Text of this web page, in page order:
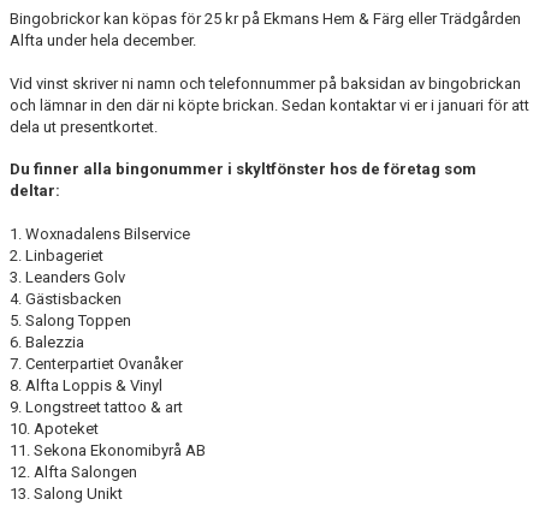
HANDBOLL PLAY
Bingobrickor kan köpas för 25 kr på Ekmans Hem & Färg eller Trädgården
Alfta under hela december.
Vid vinst skriver ni namn och telefonnummer på baksidan av bingobrickan
och lämnar in den där ni köpte brickan. Sedan kontaktar vi er i januari för att
dela ut presentkortet.
Du finner alla bingonummer i skyltfönster hos de företag som
deltar:
1. Woxnadalens Bilservice
2. Linbageriet
3. Leanders Golv
4. Gästisbacken
5. Salong Toppen
6. Balezzia
7. Centerpartiet Ovanåker
8. Alfta Loppis & Vinyl
9. Longstreet tattoo & art
10. Apoteket
11. Sekona Ekonomibyrå AB
12. Alfta Salongen
13. Salong Unikt